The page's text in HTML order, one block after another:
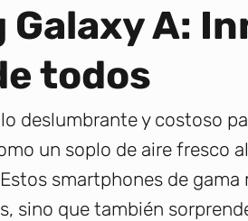
Galaxy A:
todos
deslumbrante y costoso
un soplo de aire fresco
smartphones de
sino que también